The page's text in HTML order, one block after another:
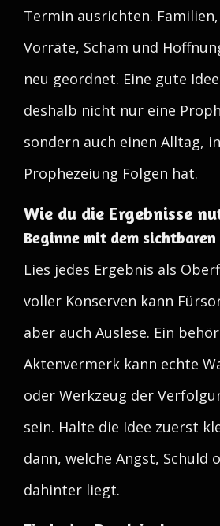
Termin ausrichten.
Vorräte, Scham und
neu geordnet. Eine gute
deshalb nicht nur eine
sondern auch einen Alltag,
Prophezeiung Folgen hat.
Wie du die Ergebnisse
Beginne mit dem sichtbaren
Lies jedes Ergebnis als
voller Konserven kann
aber auch Auslese. Ein
Aktenvermerk kann echte
oder Werkzeug der
sein. Halte die Idee zuerst
dann, welche Angst, Schuld
dahinter liegt.